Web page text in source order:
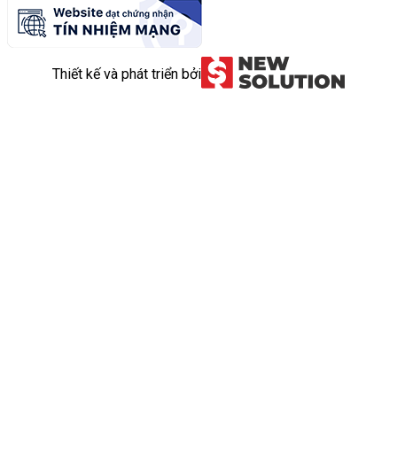
Thiết kế và phát triển bởi